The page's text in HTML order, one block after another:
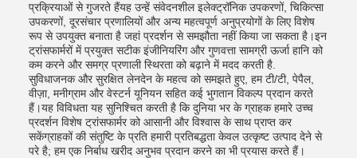
प्रक्रियाओं से गुजरते हैंयह उन्हें संवेदनशील इलेक्ट्रॉनिक उपकरणों, चिकित्सा
उपकरणों, दूरसंचार प्रणालियों और अन्य महत्वपूर्ण अनुप्रयोगों के लिए विशेष
रूप से उपयुक्त बनाता है जहां प्रदर्शन से समझौता नहीं किया जा सकता है।इन
ट्रांसफार्मरों में प्रयुक्त सटीक इंजीनियरिंग और गुणवत्ता सामग्री ऊर्जा हानि को
कम करने और समग्र प्रणाली स्थिरता को बढ़ाने में मदद करती है.
सुविधाजनक और सुरक्षित लेनदेन के महत्व को समझते हुए, हम टी/टी, पेपैल,
वीज़ा, मनीग्राम और वेस्टर्न यूनियन सहित कई भुगतान विकल्प प्रदान करते
हैं।यह विविधता यह सुनिश्चित करती है कि दुनिया भर के ग्राहक हमारे उच्च
प्रदर्शन विशेष ट्रांसफार्मर को आसानी और विश्वास के साथ प्राप्त कर
सकेंग्राहकों की संतुष्टि के प्रति हमारी प्रतिबद्धता केवल उत्कृष्ट उत्पाद देने से
परे है; हम एक निर्बाध खरीद अनुभव प्रदान करने का भी प्रयास करते हैं।